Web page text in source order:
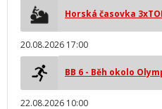
Horská časovka
20.08.2026 17:00
BB 6 - Běh okolo
22.08.2026 10:00